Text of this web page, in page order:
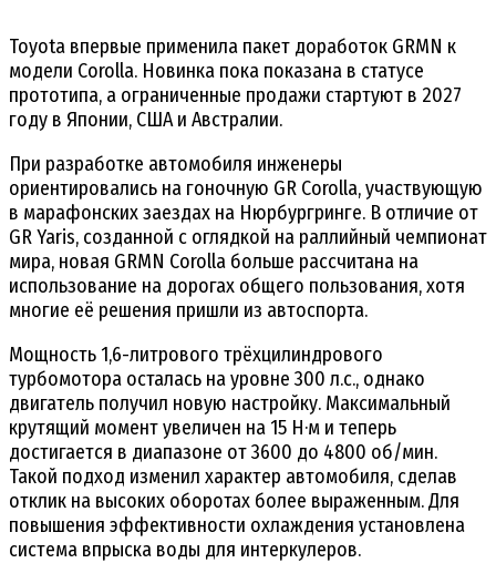
Toyota впервые применила пакет доработок GRMN к
модели Corolla. Новинка пока показана в статусе
прототипа, а ограниченные продажи стартуют в 2027
году в Японии, США и Австралии.
При разработке автомобиля инженеры
ориентировались на гоночную GR Corolla, участвующую
в марафонских заездах на Нюрбургринге. В отличие от
GR Yaris, созданной с оглядкой на раллийный чемпионат
мира, новая GRMN Corolla больше рассчитана на
использование на дорогах общего пользования, хотя
многие её решения пришли из автоспорта.
Мощность 1,6-литрового трёхцилиндрового
турбомотора осталась на уровне 300 л.с., однако
двигатель получил новую настройку. Максимальный
крутящий момент увеличен на 15 Н·м и теперь
достигается в диапазоне от 3600 до 4800 об/мин.
Такой подход изменил характер автомобиля, сделав
отклик на высоких оборотах более выраженным. Для
повышения эффективности охлаждения установлена
система впрыска воды для интеркулеров.